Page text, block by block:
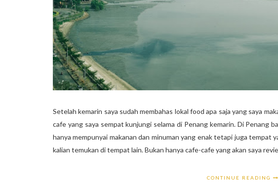
Setelah kemarin saya sudah membahas lokal food apa saja yang saya
cafe yang saya sempat kunjungi selama di Penang kemarin. Di Penang
hanya mempunyai makanan dan minuman yang enak tetapi juga
kalian temukan di tempat lain. Bukan hanya cafe-cafe yang akan saya
CONTINUE READING